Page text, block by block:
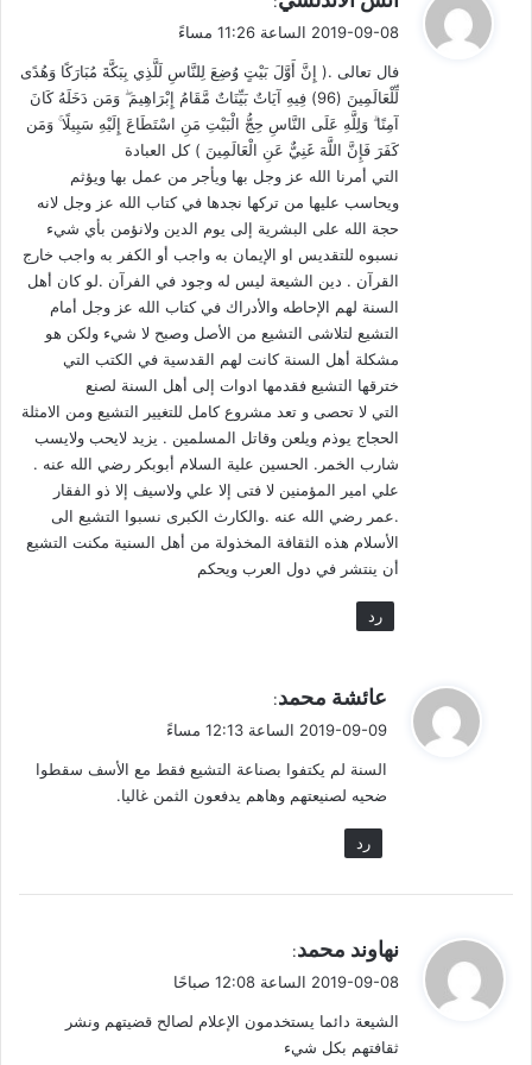
كي تنفق لديهم. تدسسوا بها إلى كتب التاريخ والأقاصيص والنوادر
وحتى كتب الحديث، لا سيما تلك التي يكتبها جامعها بالسند ويترك
مهمة التحقيق على غيره، أو دخلت بفعل (فاعل خير) إلى مصادر
والخطباء – كالقصاصين في تراثنا- شغوفون بالتحدث بما يثير
السامعين ويحرك مواجيدهم، وكثيراً ما يلجأ من يعاني من النقص
المزمن في الأداء – ومعظم الخطباء يعانون من ذلك – إلى غرائب
القصص يسد به نقصه ويستر عجزه.
لقد تسيد الشيعة في عهد (السيد الرئيس حفظه الله ورعاه) وزارة
الأوقاف وجميع الوزارات ومنظومة الحزب والأمن والمخابرات
والاقتصاد ودوائر الدولة كلها، فكان (مقتل الحسين) عند أولئك
الخطباء وسيلة لتحقيق مكسبين: كسب عطف هؤلاء الشيعة اتقاء
شرهم وطمعاً في (برهم)، وكسب عاطفة السنة عند الخطبة يوم
الجمعة وفي المحاضرات. وكان الشاطر منهم يلعب بعواطف
المصلين والحاضرين ويرقق صوته بالحكاية حتى يتهدج ولا يدعهم وهو
يتوسل الدمعة منهم حتى يستلها من عيونهم. ويخرج المصلون بعدها
وهم يعجبون من جمال الخطبة؛ أليسوا قد (خشعوا) فبكَوا؟ لقد مر
شيوخ القارورة
ل
2019-09-08 الساعة 11:26 مساءً
فال تعالى .( إِنَّ أَوَّلَ بَيْتٍ وُضِعَ لِلنَّاسِ لَلَّذِي بِبَكَّةَ مُبَارَكًا وَهُدًى
لِّلْعَالَمِينَ (96) فِيهِ آيَاتٌ بَيِّنَاتٌ مَّقَامُ إِبْرَاهِيمَ ۖ وَمَن دَخَلَهُ كَانَ
آمِنًا ۗ وَلِلَّهِ عَلَى النَّاسِ حِجُّ الْبَيْتِ مَنِ اسْتَطَاعَ إِلَيْهِ سَبِيلًا ۚ وَمَن
كَفَرَ فَإِنَّ اللَّهَ غَنِيٌّ عَنِ الْعَالَمِينَ ) كل العبادة
التي أمرنا الله عز وجل بها ويأجر من عمل بها ويؤثم
ويحاسب عليها من تركها نجدها في كتاب الله عز وجل لانه
حجة الله على البشرية إلى يوم الدين ولانؤمن بأي شيء
نسبوه للتقديس او الإيمان به واجب أو الكفر به واجب خارج
القرآن . دين الشيعة ليس له وجود في الفرآن .لو كان أهل
السنة لهم الإحاطه والأدراك في كتاب الله عز وجل أمام
التشيع لتلاشى التشيع من الأصل وصبح لا شيء ولكن هو
مشكلة أهل السنة كانت لهم القدسية في الكتب التي
خترقها التشيع فقدمها ادوات إلى أهل السنة لصنع
التي لا تحصى و تعد مشروع كامل للتغيير التشيع ومن الامثلة
الحجاج يوذم ويلعن وقاتل المسلمين . يزيد لايحب ولايسب
شارب الخمر. الحسين علية السلام أبوبكر رضي الله عنه .
علي امير المؤمنين لا فتى إلا علي ولاسيف إلا ذو الفقار
.عمر رضي الله عنه .والكارث الكبرى نسبوا التشيع الى
الأسلام هذه الثقافة المخذولة من أهل السنية مكنت التشيع
أن ينتشر في دول العرب ويحكم
رد
ي
ل
عائشة محمد:
2019-09-09 الساعة 12:13 مساءً
السنة لم يكتفوا بصناعة التشيع فقط مع الأسف سقطوا
ضحيه لصنيعتهم وهاهم يدفعون الثمن غاليا.
رد
ي
ل
نهاوند محمد:
2019-09-08 الساعة 12:08 صباحًا
الشيعة دائما يستخدمون الإعلام لصالح قضيتهم ونشر
ثقافتهم بكل شيء